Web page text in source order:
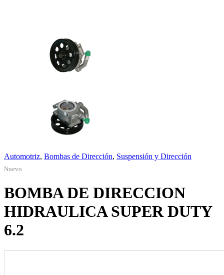
Automotriz, Bombas de Dirección, Suspensión y Dirección
Nuevo
BOMBA DE DIRECCION
HIDRAULICA SUPER DUTY
6.2